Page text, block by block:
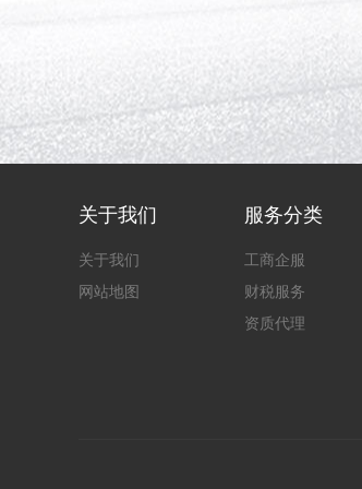
关于我们
关于我们
网站地图
服务分类
工商企服
财税服务
资质代理